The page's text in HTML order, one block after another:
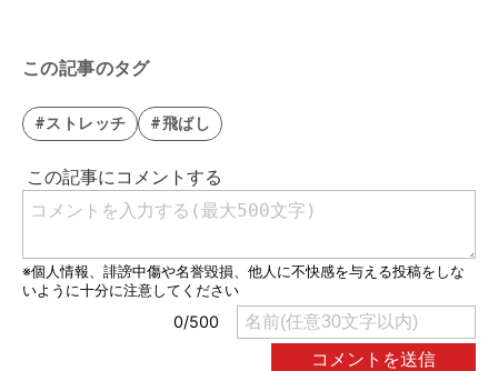
この記事のタグ
#ストレッチ #飛ばし